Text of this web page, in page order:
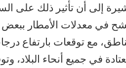
إلى أن تأثير ذلك على
في معدلات الأمطار
مع توقعات بارتفاع
في جميع أنحاء